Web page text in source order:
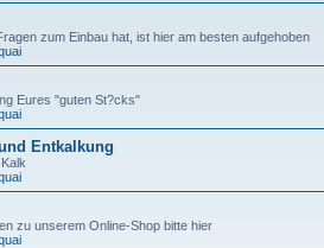
zum Einbau hat, ist hier am besten aufgehoben
Eures "guten St?cks"
Entkalkung
zu unserem Online-Shop bitte hier